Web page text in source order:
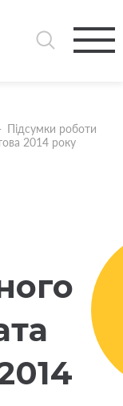
Підсумки роботи
2014 року